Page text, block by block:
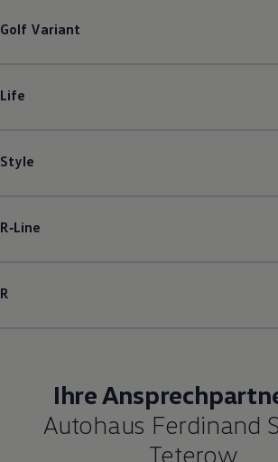
Golf Variant
Life
Style
R‑Line
R
Ihre
Autohaus Ferdinand
Teterow